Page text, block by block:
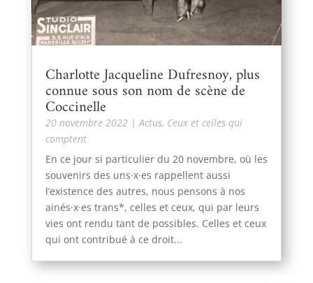
Charlotte Jacqueline Dufresnoy, plus
connue sous son nom de scène de
Coccinelle
20 novembre 2022|Actus, Ceux et celles qui
comptent
En ce jour si particulier du 20 novembre, où les
souvenirs des uns·x·es rappellent aussi
l’existence des autres, nous pensons à nos
ainés·x·es trans*, celles et ceux, qui par leurs
vies ont rendu tant de possibles. Celles et ceux
qui ont contribué à ce droit...